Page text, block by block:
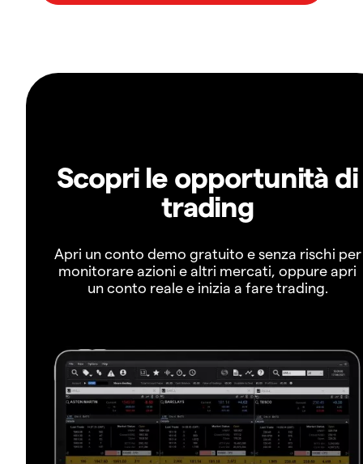
Scopri le opportunità di
trading
Apri un conto demo gratuito e senza rischi per
monitorare azioni e altri mercati, oppure apri
un conto reale e inizia a fare trading.